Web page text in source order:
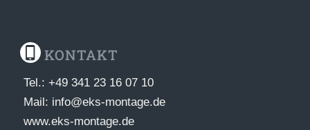
KONTAKT
Tel.: +49 341 23 16 07 10
Mail: info@eks-montage.de
www.eks-montage.de